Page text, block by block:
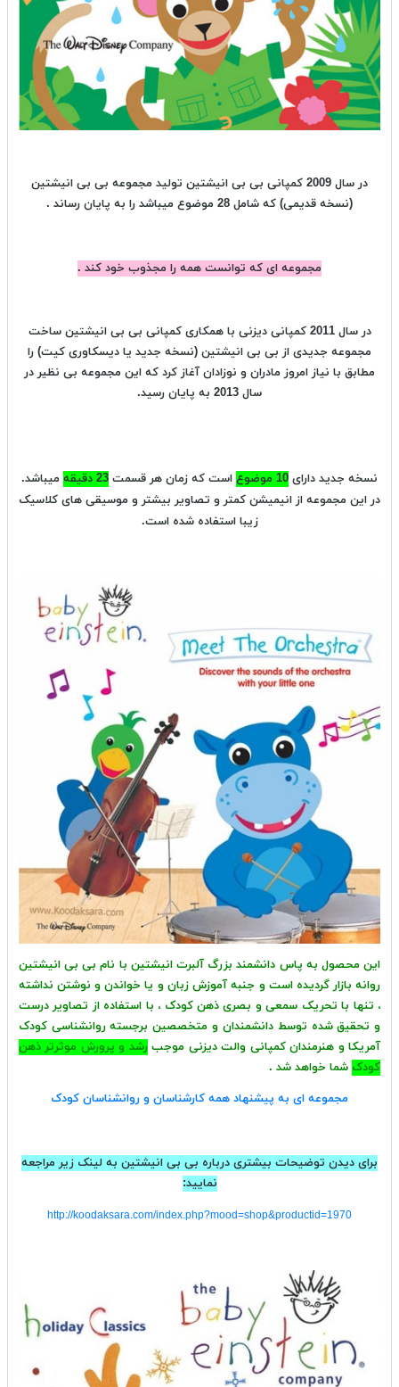
در سال 2009 کمپانی بی بی انیشتین تولید مجموعه بی بی انیشتین
(نسخه قدیمی) که شامل 28 موضوع میباشد را به پایان رساند .
مجموعه ای که توانست همه را مجذوب خود کند .
در سال 2011 کمپانی دیزنی با همکاری کمپانی بی بی انیشتین ساخت
مجموعه جدیدی از بی بی انیشتین (نسخه جدید یا دیسکاوری کیت) را
مطابق با نیاز امروز مادران و نوزادان آغاز کرد که این مجموعه بی نظیر در
سال 2013 به پایان رسید.
نسخه جدید دارای 10 موضوع است که زمان هر قسمت 23 دقیقه
میباشد.
در این مجموعه از انیمیشن کمتر و تصاویر بیشتر و موسیقی های کلاسیک
زیبا استفاده شده است.
این محصول به پاس دانشمند بزرگ آلبرت انیشتین با نام بی بی انیشتین
روانه بازار گردیده است و جنبه آموزش زبان و یا خواندن و نوشتن نداشته
، تنها با تحریک سمعی و بصری ذهن کودک ، با استفاده از تصاویر درست
و تحقیق شده توسط دانشمندان و متخصصین برجسته روانشناسی کودک
آمریکا و هنرمندان کمپانی والت دیزنی موجب رشد و پرورش موثرتر ذهن
کودک شما خواهد شد .
مجموعه ای به پیشنهاد همه کارشناسان و روانشناسان کودک
برای دیدن توضیحات بیشتری درباره بی بی انیشتین به لینک زیر مراجعه
نمایید:
http://koodaksara.com/index.php?mood=shop&productid=1970